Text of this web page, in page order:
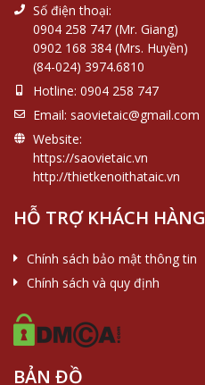
Số điện thoại:
0904 258 747 (Mr. Giang)
0902 168 384 (Mrs. Huyền)
(84-024) 3974.6810
Hotline: 0904 258 747
Email: saovietaic@gmail.com
Website:
https://saovietaic.vn
http://thietkenoithataic.vn
HỖ TRỢ KHÁCH HÀNG
Chính sách bảo mật thông tin
Chính sách và quy định
BẢN ĐỒ